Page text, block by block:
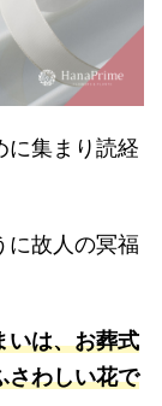
に集まり読経
に故人の冥福
いは、お葬式
さわしい花で